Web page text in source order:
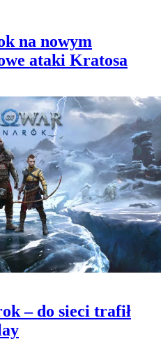
na nowym
ataki Kratosa
– do sieci trafił